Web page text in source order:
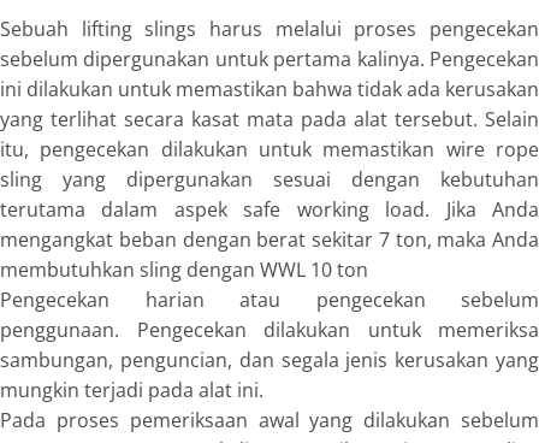
Sebuah lifting slings harus melalui proses pengecekan
sebelum dipergunakan untuk pertama kalinya. Pengecekan
ini dilakukan untuk memastikan bahwa tidak ada kerusakan
yang terlihat secara kasat mata pada alat tersebut. Selain
itu, pengecekan dilakukan untuk memastikan wire rope
sling yang dipergunakan sesuai dengan kebutuhan
terutama dalam aspeksafe working load. Jika Anda
mengangkat beban dengan berat sekitar 7 ton, maka Anda
membutuhkan sling dengan WWL 10 ton
Pengecekan harian atau pengecekan sebelum
penggunaan. Pengecekan dilakukan untuk memeriksa
sambungan, penguncian, dan segala jenis kerusakan yang
mungkin terjadi pada alat ini.
Pada proses pemeriksaan awal yang dilakukan sebelum